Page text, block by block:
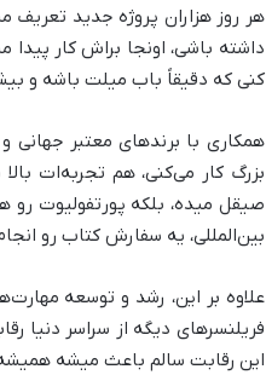
هر روز هزاران پروژه جدید تعریف
داشته باشی، اونجا براش کار
کنی که دقیقاً باب میلت باشه و
همکاری با برندهای معتبر جهانی
بزرگ کار می‌کنی، هم تجربه‌ات
صیقل میده، بلکه پورتفولیوت
بین‌المللی، یه سفارش کتاب رو
علاوه بر این، رشد و توسعه
فریلنسرهای دیگه از سراسر دنیا
این رقابت سالم باعث میشه